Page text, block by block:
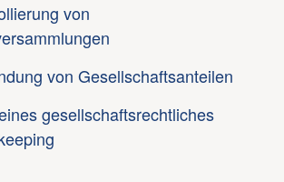
von
von Gesellschaftsanteilen
gesellschaftsrechtliches